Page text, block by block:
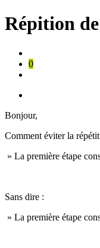
Répition
0
Bonjour,
Comment éviter la
» La première étape
Sans dire :
» La première étape